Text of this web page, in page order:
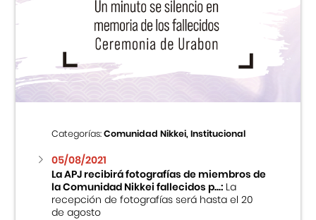
Categorías:Comunidad Nikkei, Institucional
05/08/2021
La APJ recibirá fotografías de miembros de
la Comunidad Nikkei fallecidos p...:La
recepción de fotografías será hasta el 20
de agosto